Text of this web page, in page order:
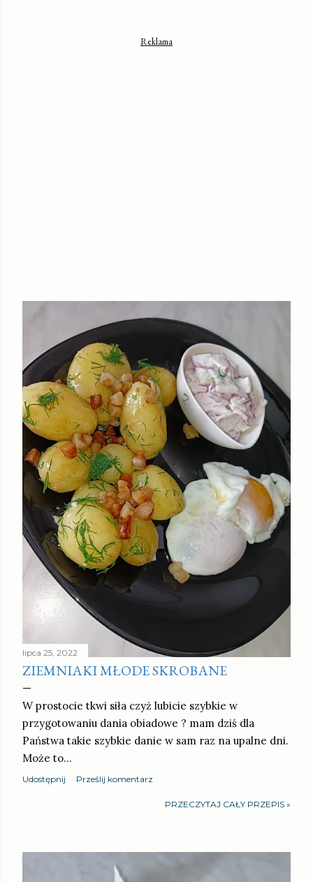
lipca 25, 2022
ZIEMNIAKI MŁODE SKROBANE
W prostocie tkwi siła czyż lubicie szybkie w
przygotowaniu dania obiadowe ? mam dziś dla
Państwa takie szybkie danie w sam raz na upalne dni.
Może to…
Udostępnij Prześlij komentarz
PRZECZYTAJ CAŁY PRZEPIS »